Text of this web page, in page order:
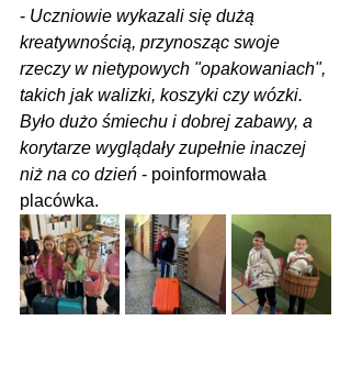
- Uczniowie wykazali się dużą
kreatywnością, przynosząc swoje
rzeczy w nietypowych "opakowaniach",
takich jak walizki, koszyki czy wózki.
Było dużo śmiechu i dobrej zabawy, a
korytarze wyglądały zupełnie inaczej
niż na co dzień - poinformowała
placówka.